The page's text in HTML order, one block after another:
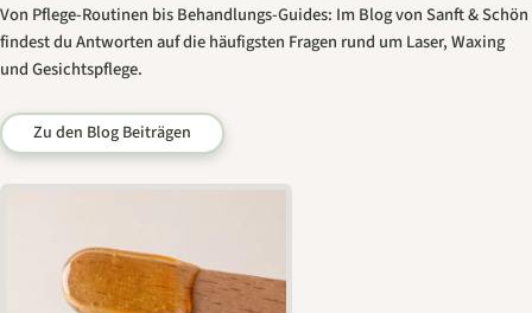
Von Pflege-Routinen bis Behandlungs-Guides: Im Blog von Sanft & Schön
findest du Antworten auf die häufigsten Fragen rund um Laser, Waxing
und Gesichtspflege.
Zu den Blog Beiträgen